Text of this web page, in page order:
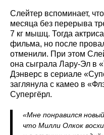
Слейтер вспоминает,
месяца без перерыва
7 кг мышц. Тогда
фильма, но после
отменили. При этом
она сыграла Лару-Эл в
Дэнверс в сериале
заглянула с камео в
Супергёрл.
«Мне понравился
что Милли Олкок